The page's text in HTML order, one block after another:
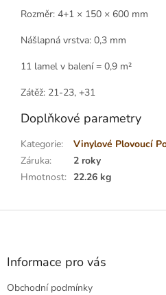
Rozměr: 4+1 × 150 × 600 mm
Nášlapná vrstva: 0,3 mm
11 lamel v balení = 0,9 m²
Zátěž: 21-23, +31
Doplňkové parametry
Kategorie:
Vinylové Plovoucí
Záruka:
2 roky
Hmotnost: 22.26 kg
Z
Informace pro vás
Obchodní podmínky